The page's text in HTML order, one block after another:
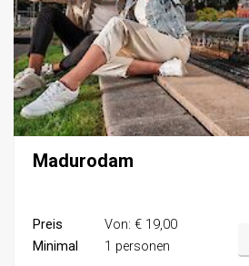
Madurodam
Preis
Von: € 19,00
Minimal
1 personen